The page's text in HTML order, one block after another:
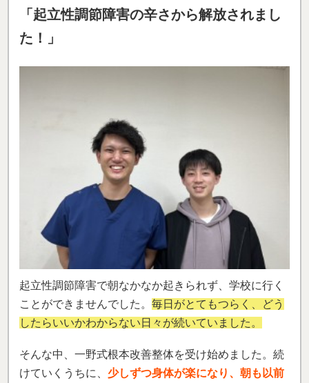
「起立性調節障害の辛さから解放されまし
た！」
起立性調節障害で朝なかなか起きられず、学校に行く
ことができませんでした。 毎日がとてもつらく、どう
したらいいかわからない日々が続いていました。
そんな中、一野式根本改善整体を受け始めました。続
けていくうちに、 少しずつ身体が楽になり、朝も以前